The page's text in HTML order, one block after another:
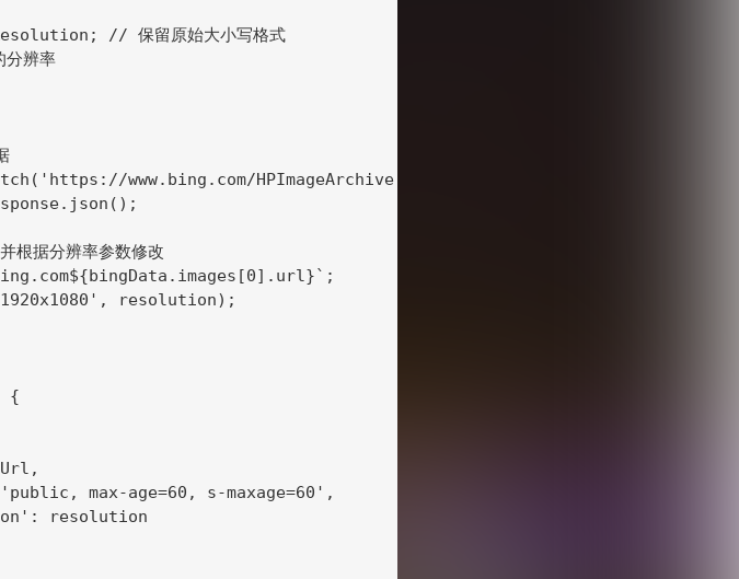
// 保留原始大小写格式
辨率
www.bing.com/HPImageArchive.aspx?format=js&idx=0&n=1&mkt=zh-
据分辨率参数修改
resolution);
{
max-age=60, s-maxage=60',
resolution